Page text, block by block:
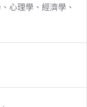
心理學、經濟學、